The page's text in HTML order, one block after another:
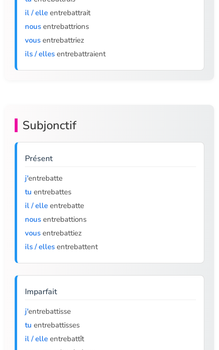
il / elle entrebattrait
nous entrebattrions
vous entrebattriez
ils / elles entrebattraient
Subjonctif
Présent
j'entrebatte
tu entrebattes
il / elle entrebatte
nous entrebattions
vous entrebattiez
ils / elles entrebattent
Imparfait
j'entrebattisse
tu entrebattisses
il / elle entrebattît